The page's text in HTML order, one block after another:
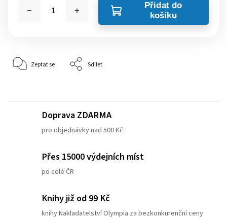
Přidat do
košíku
Zeptat se Sdílet
Doprava ZDARMA
pro objednávky nad 500 Kč
Přes 15000 výdejních míst
po celé ČR
Knihy již od 99 Kč
knihy Nakladatelství Olympia za bezkonkurenční ceny